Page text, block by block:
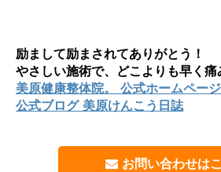
励まして励まされてありがとう！
やさしい施術で、どこよりも早く痛
美原健康整体院。 公式ホームページ
公式ブログ 美原けんこう日誌
お問い合わせは